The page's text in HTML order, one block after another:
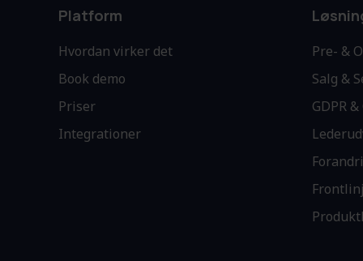
Platform
Hvordan virker det
Book demo
Priser
Integrationer
Pre- &
Salg &
GDPR